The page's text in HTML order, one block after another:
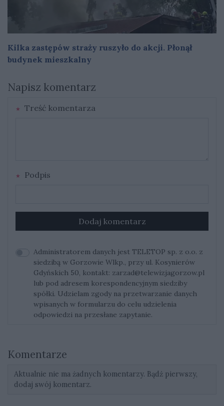
Kilka zastępów straży ruszyło do akcji. Płonął
budynek mieszkalny
Napisz komentarz
Treść komentarza
Podpis
Dodaj komentarz
Administratorem danych jest TELETOP sp. z o.o. z
siedzibą w Gorzowie Wlkp., przy ul. Kosynierów
Gdyńskich 50, kontakt: zarzad@telewizjagorzow.pl
lub pod adresem korespondencyjnym siedziby
spółki. Udzielam zgody na przetwarzanie danych
wpisanych w formularzu do celu udzielenia
odpowiedzi na przesłane zapytanie.
Komentarze
Aktualnie nie ma żadnych komentarzy. Bądź pierwszy,
dodaj swój komentarz.